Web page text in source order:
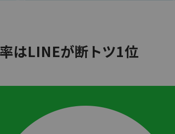
はLINEが断トツ1位